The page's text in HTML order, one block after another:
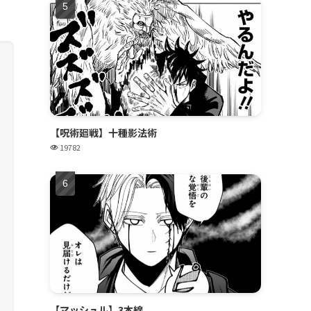
【呪術廻戦】十種影法術
19782